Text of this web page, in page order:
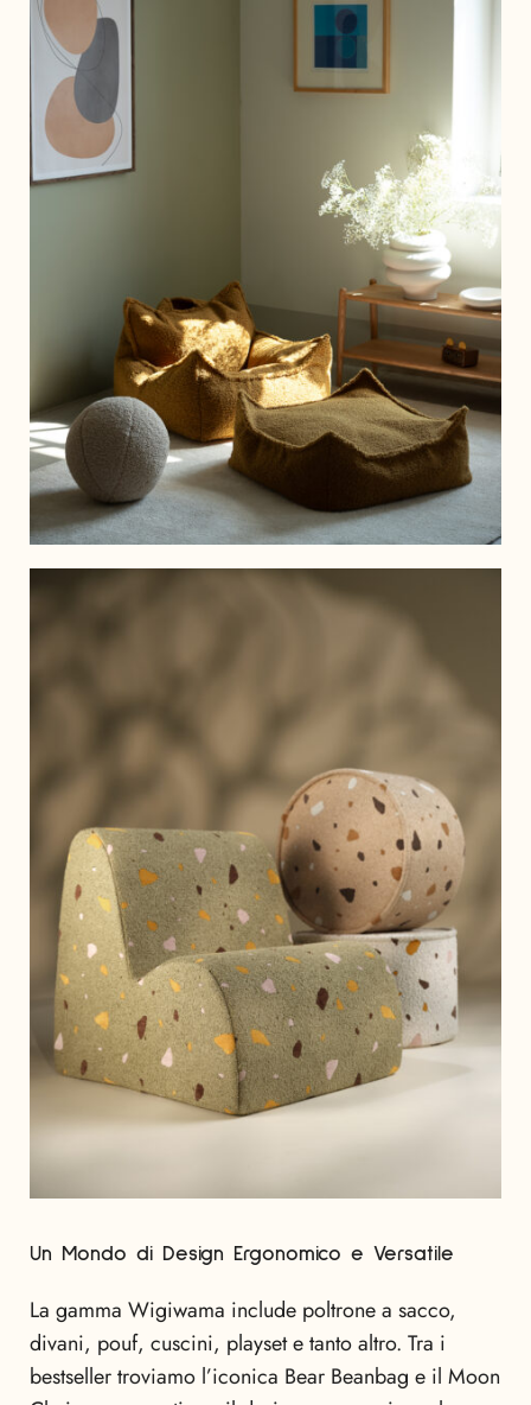
Un Mondo di Design Ergonomico e Versatile
La gamma Wigiwama include poltrone a sacco,
divani, pouf, cuscini, playset e tanto altro. Tra i
bestseller troviamo l’iconica Bear Beanbag e il Moon